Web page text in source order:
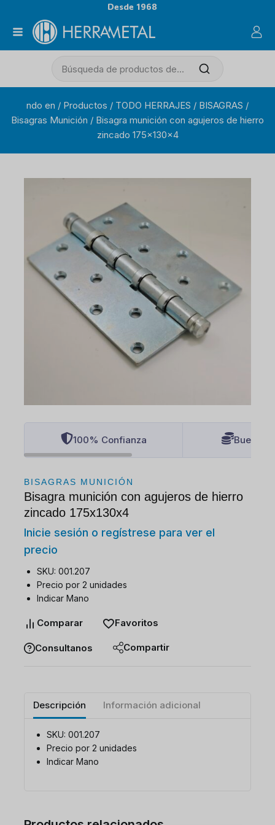
Desde 1968
ndo en / Productos / TODO HERRAJES / BISAGRAS /
Bisagras Munición / Bisagra munición con agujeros de hierro
zincado 175x130x4
100% Confianza Buenos
BISAGRAS MUNICIÓN
Bisagra munición con agujeros de hierro
zincado 175x130x4
Inicie sesión o regístrese para ver el
precio
SKU: 001.207
Precio por 2 unidades
Indicar Mano
Comparar Favoritos
Consultanos Compartir
Descripción Información adicional
SKU: 001.207
Precio por 2 unidades
Indicar Mano